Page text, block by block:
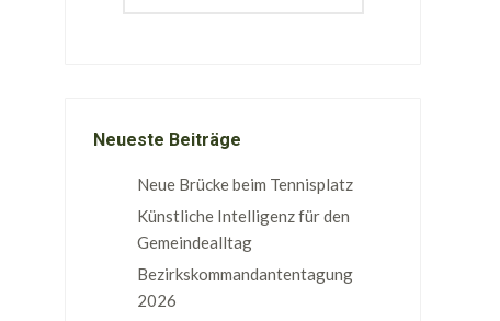
Neueste Beiträge
Neue Brücke beim Tennisplatz
Künstliche Intelligenz für den
Gemeindealltag
Bezirkskommandantentagung
2026